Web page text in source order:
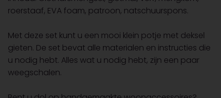
roerstaaf, EVA foam, patroon, natschuurspons.
Met deze set kunt u een mooi klein potje met deksel
gieten. De set bevat alle materialen en instructies die
u nodig hebt. Alles wat u nodig hebt, zijn een paar
weegschalen.